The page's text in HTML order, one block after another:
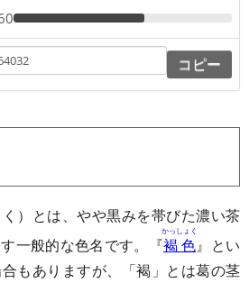
コピー
）とは、やや黒みを帯びた濃い茶
一般的な色名です。『褐色
かっしょく
』とい
もありますが、「褐」とは葛の茎